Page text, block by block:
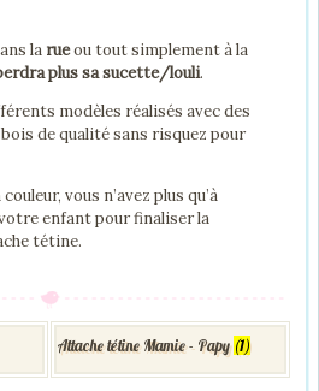
la rueou tout simplement à la
plus sa sucette/louli.
modèles réalisés avec des
de qualité sans risquez pour
vous n’avez plus qu’à
enfant pour finaliser la
tétine.
Attache tétine Mamie - Papy(1)